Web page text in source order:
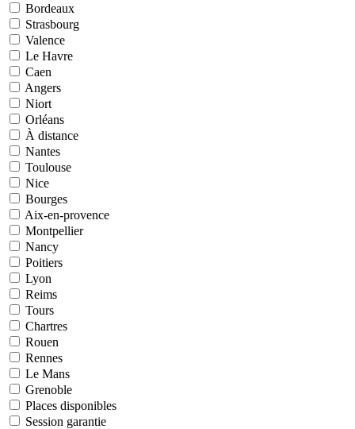
Bordeaux
Strasbourg
Valence
Le Havre
Caen
Angers
Niort
Orléans
À distance
Nantes
Toulouse
Nice
Bourges
Aix-en-provence
Montpellier
Nancy
Poitiers
Lyon
Reims
Tours
Chartres
Rouen
Rennes
Le Mans
Grenoble
Places disponibles
Session garantie